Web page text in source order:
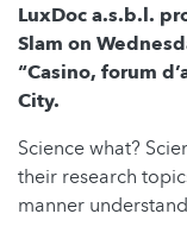
LuxDoc a.s.b.l.
Slam on
“Casino, forum
City.
Science what?
their research
manner